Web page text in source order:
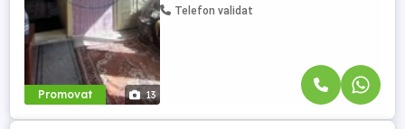
Promovat 13
Telefon validat